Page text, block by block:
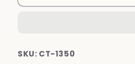
din
din
SKU: CT-1350